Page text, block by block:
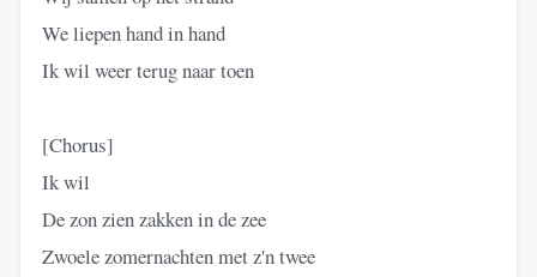
We liepen hand in hand
Ik wil weer terug naar toen
[Chorus]
Ik wil
De zon zien zakken in de zee
Zwoele zomernachten met z'n twee